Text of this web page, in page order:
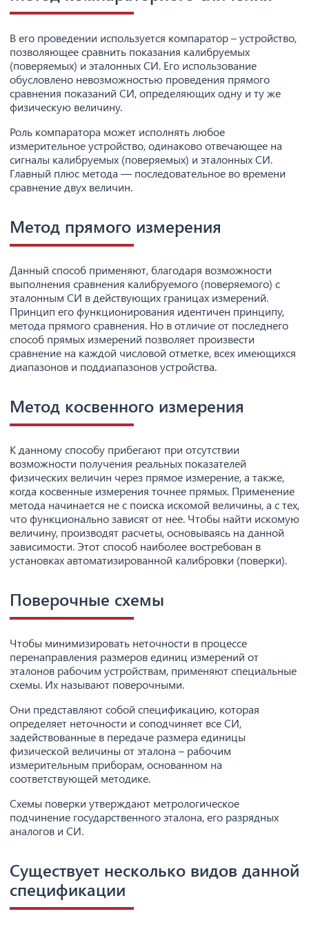
В его проведении используется компаратор – устройство,
позволяющее сравнить показания калибруемых
(поверяемых) и эталонных СИ. Его использование
обусловлено невозможностью проведения прямого
сравнения показаний СИ, определяющих одну и ту же
физическую величину.
Роль компаратора может исполнять любое
измерительное устройство, одинаково отвечающее на
сигналы калибруемых (поверяемых) и эталонных СИ.
Главный плюс метода — последовательное во времени
сравнение двух величин.
Метод прямого измерения
Данный способ применяют, благодаря возможности
выполнения сравнения калибруемого (поверяемого) с
эталонным СИ в действующих границах измерений.
Принцип его функционирования идентичен принципу,
метода прямого сравнения. Но в отличие от последнего
способ прямых измерений позволяет произвести
сравнение на каждой числовой отметке, всех имеющихся
диапазонов и поддиапазонов устройства.
Метод косвенного измерения
К данному способу прибегают при отсутствии
возможности получения реальных показателей
физических величин через прямое измерение, а также,
когда косвенные измерения точнее прямых. Применение
метода начинается не с поиска искомой величины, а с тех,
что функционально зависят от нее. Чтобы найти искомую
величину, производят расчеты, основываясь на данной
зависимости. Этот способ наиболее востребован в
установках автоматизированной калибровки (поверки).
Поверочные схемы
Чтобы минимизировать неточности в процессе
перенаправления размеров единиц измерений от
эталонов рабочим устройствам, применяют специальные
схемы. Их называют поверочными.
Они представляют собой спецификацию, которая
определяет неточности и соподчиняет все СИ,
задействованные в передаче размера единицы
физической величины от эталона – рабочим
измерительным приборам, основанном на
соответствующей методике.
Схемы поверки утверждают метрологическое
подчинение государственного эталона, его разрядных
аналогов и СИ.
Существует несколько видов данной
спецификации